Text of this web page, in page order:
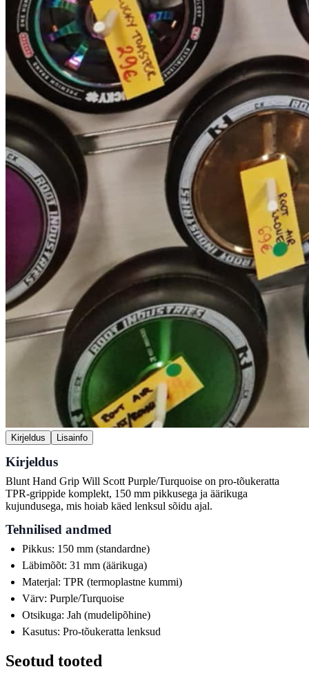
Kirjeldus Lisainfo
Kirjeldus
Blunt Hand Grip Will Scott Purple/Turquoise on pro-tõukeratta
TPR-grippide komplekt, 150 mm pikkusega ja äärikuga
kujundusega, mis hoiab käed lenksul sõidu ajal.
Tehnilised andmed
Pikkus: 150 mm (standardne)
Läbimõõt: 31 mm (äärikuga)
Materjal: TPR (termoplastne kummi)
Värv: Purple/Turquoise
Otsikuga: Jah (mudelipõhine)
Kasutus: Pro-tõukeratta lenksud
Seotud tooted